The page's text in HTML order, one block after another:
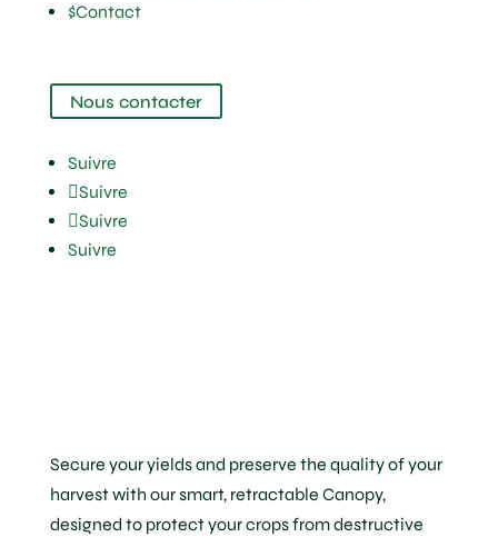
$Contact
Nous contacter
Suivre
Suivre
Suivre
Suivre
Secure your yields and preserve the quality of your
harvest with our smart, retractable Canopy,
designed to protect your crops from destructive